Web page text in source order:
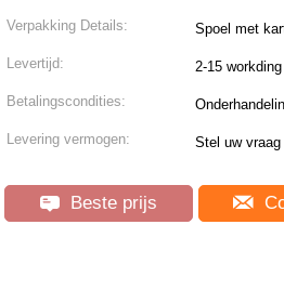
Verpakking Details: Spoel met
Levertijd: 2-15
Betalingscondities:
Levering vermogen: Stel uw
Beste prijs